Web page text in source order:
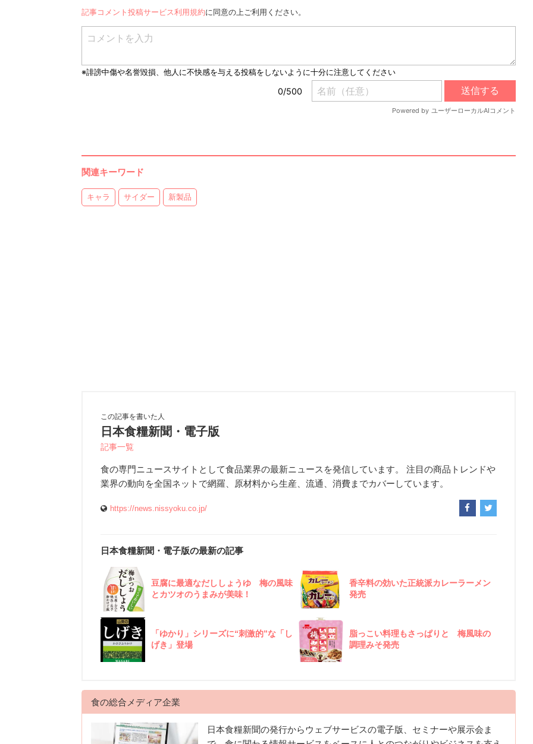
記事コメント投稿サービス利用規約に同意の上ご利用ください。
関連キーワード
キャラ サイダー 新製品
この記事を書いた人
日本食糧新聞・電子版
記事一覧
食の専門ニュースサイトとして食品業界の最新ニュースを発信しています。 注目の商品トレンドや
業界の動向を全国ネットで網羅、原材料から生産、流通、消費までカバーしています。
https://news.nissyoku.co.jp/
日本食糧新聞・電子版の最新の記事
豆腐に最適なだししょうゆ 梅の風味
とカツオのうまみが美味！
香辛料の効いた正統派カレーラーメン
発売
「ゆかり」シリーズに“刺激的”な「し
げき」登場
脂っこい料理もさっぱりと 梅風味の
調理みそ発売
食の総合メディア企業
日本食糧新聞の発行からウェブサービスの電子版、セミナーや展示会ま